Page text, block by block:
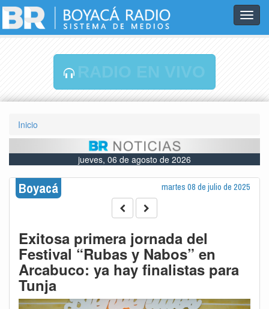
Inicio
jueves, 06 de agosto de 2026
Boyacá martes 08 de julio de 2025
Exitosa primera jornada del
Festival “Rubas y Nabos” en
Arcabuco: ya hay finalistas para
Tunja